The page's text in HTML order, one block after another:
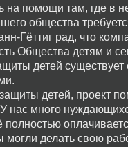
на помощи там, где в
общества
Гёттиг рад, что
Общества детям и
детей существует
детей, проект
У нас много
полностью
делать свою